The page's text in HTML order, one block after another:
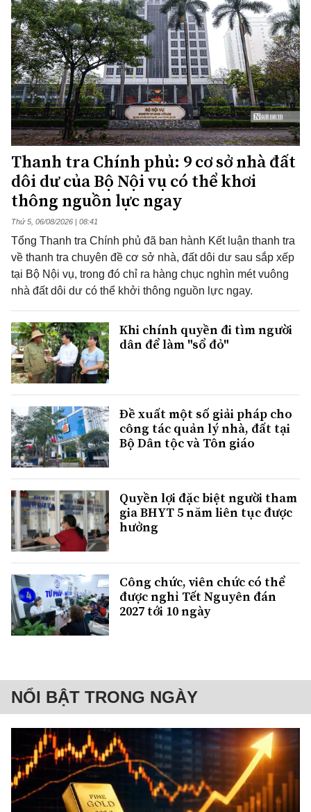
Thanh tra Chính phủ: 9 cơ sở nhà đất
dôi dư của Bộ Nội vụ có thể khơi
thông nguồn lực ngay
Thứ 5, 06/08/2026 | 08:41
Tổng Thanh tra Chính phủ đã ban hành Kết luận thanh tra
về thanh tra chuyên đề cơ sở nhà, đất dôi dư sau sắp xếp
tại Bộ Nội vụ, trong đó chỉ ra hàng chục nghìn mét vuông
nhà đất dôi dư có thể khởi thông nguồn lực ngay.
Khi chính quyền đi tìm người
dân để làm "sổ đỏ"
Đề xuất một số giải pháp cho
công tác quản lý nhà, đất tại
Bộ Dân tộc và Tôn giáo
Quyền lợi đặc biệt người tham
gia BHYT 5 năm liên tục được
hưởng
Công chức, viên chức có thể
được nghỉ Tết Nguyên đán
2027 tới 10 ngày
NỔI BẬT TRONG NGÀY